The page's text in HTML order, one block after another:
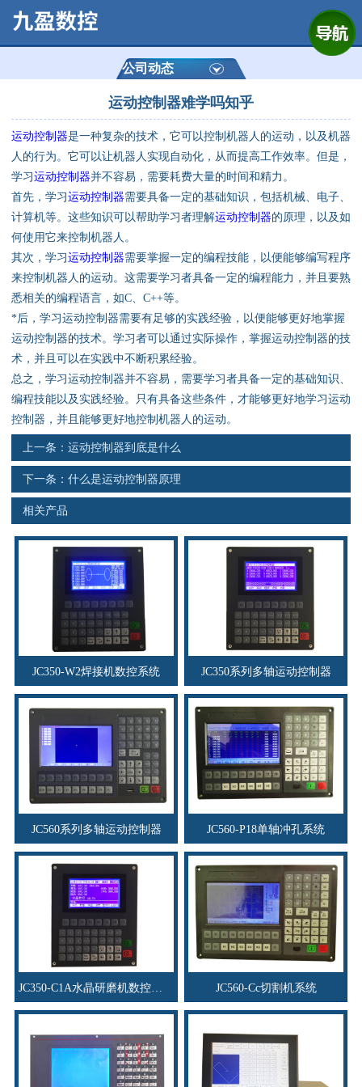
公司简介
产品展示
运动控制器
通用数控系统
技术资讯
公司动态
产品应用
联系电话
公司动态
运动控制器难学吗知乎
运动控制器是一种复杂的技术，它可以控制机器人的运动，以及机器
人的行为。它可以让机器人实现自动化，从而提高工作效率。但是，
学习 运动控制器并不容易，需要耗费大量的时间和精力。
首先，学习 运动控制器需要具备一定的基础知识，包括机械、电子、
计算机等。这些知识可以帮助学习者理解运动控制器的原理，以及如
何使用它来控制机器人。
其次，学习 运动控制器需要掌握一定的编程技能，以便能够编写程序
来控制机器人的运动。这需要学习者具备一定的编程能力，并且要熟
悉相关的编程语言，如C、C++等。
*后，学习运动控制器需要有足够的实践经验，以便能够更好地掌握
运动控制器的技术。学习者可以通过实际操作，掌握运动控制器的技
术，并且可以在实践中不断积累经验。
总之，学习运动控制器并不容易，需要学习者具备一定的基础知识、
编程技能以及实践经验。只有具备这些条件，才能够更好地学习运动
控制器，并且能够更好地控制机器人的运动。
上一条： 运动控制器到底是什么
下一条： 什么是运动控制器原理
相关产品
JC350-W2焊接机数控系统 JC350系列多轴运动控制器
JC560系列多轴运动控制器 JC560-P18单轴冲孔系统
JC560-Cc切割机系统